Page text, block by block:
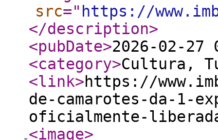
src=" https://
</description>
<pubDate>2026-02-27
<category>Cultura,
<link>https://
de-camarotes-da-1-
oficialmente-
<image>